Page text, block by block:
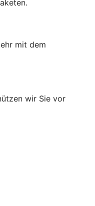
mit dem
wir Sie vor